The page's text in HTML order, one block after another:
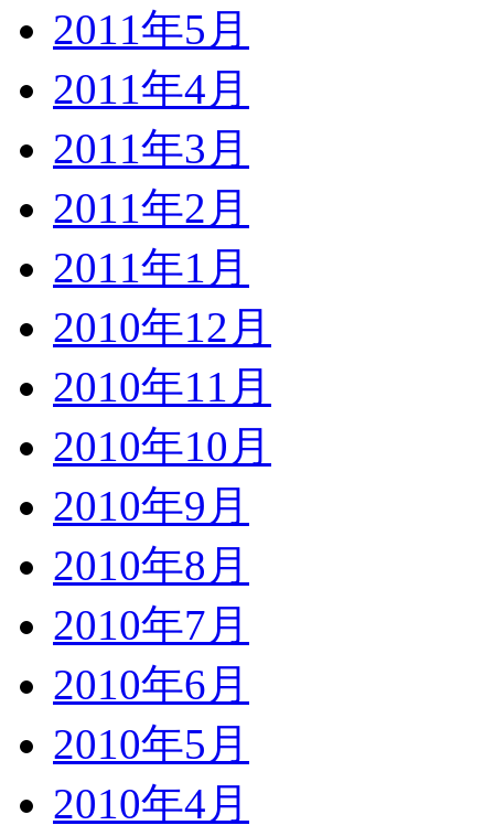
2011年5月
2011年4月
2011年3月
2011年2月
2011年1月
2010年12月
2010年11月
2010年10月
2010年9月
2010年8月
2010年7月
2010年6月
2010年5月
2010年4月